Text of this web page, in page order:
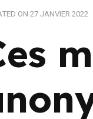
ON 27 JANVIER 2022